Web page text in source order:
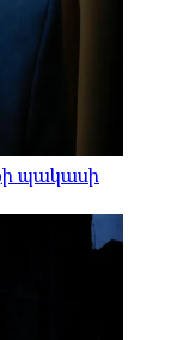
պակասի